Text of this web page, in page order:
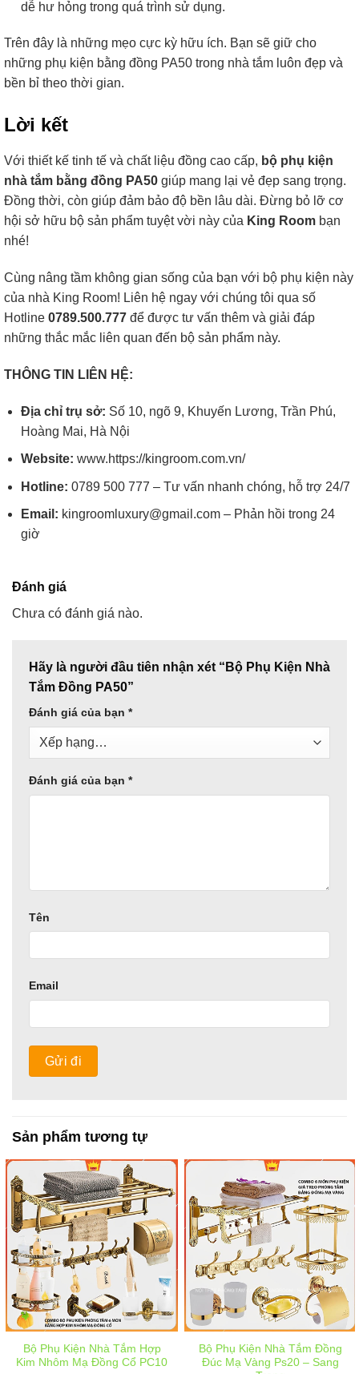
dễ hư hỏng trong quá trình sử dụng.
Trên đây là những mẹo cực kỳ hữu ích. Bạn sẽ giữ cho
những phụ kiện bằng đồng PA50 trong nhà tắm luôn đẹp và
bền bỉ theo thời gian.
Lời kết
Với thiết kế tinh tế và chất liệu đồng cao cấp, bộ phụ kiện
nhà tắm bằng đồng PA50 giúp mang lại vẻ đẹp sang trọng.
Đồng thời, còn giúp đảm bảo độ bền lâu dài. Đừng bỏ lỡ cơ
hội sở hữu bộ sản phẩm tuyệt vời này của King Room bạn
nhé!
Cùng nâng tầm không gian sống của bạn với bộ phụ kiện này
của nhà King Room! Liên hệ ngay với chúng tôi qua số
Hotline 0789.500.777 để được tư vấn thêm và giải đáp
những thắc mắc liên quan đến bộ sản phẩm này.
THÔNG TIN LIÊN HỆ:
Địa chỉ trụ sở: Số 10, ngõ 9, Khuyến Lương, Trần Phú,
Hoàng Mai, Hà Nội
Website: www.https://kingroom.com.vn/
Hotline: 0789 500 777 – Tư vấn nhanh chóng, hỗ trợ 24/7
Email: kingroomluxury@gmail.com – Phản hồi trong 24
giờ
Đánh giá
Chưa có đánh giá nào.
Hãy là người đầu tiên nhận xét “Bộ Phụ Kiện Nhà
Tắm Đồng PA50”
Đánh giá của bạn *
Đánh giá của bạn *
Tên
Email
Sản phẩm tương tự
Bộ Phụ Kiện Nhà Tắm Hợp
Kim Nhôm Mạ Đồng Cổ PC10
Bộ Phụ Kiện Nhà Tắm Đồng
Đúc Mạ Vàng Ps20 – Sang